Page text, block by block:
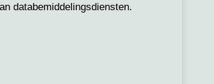
databemiddelingsdiensten.